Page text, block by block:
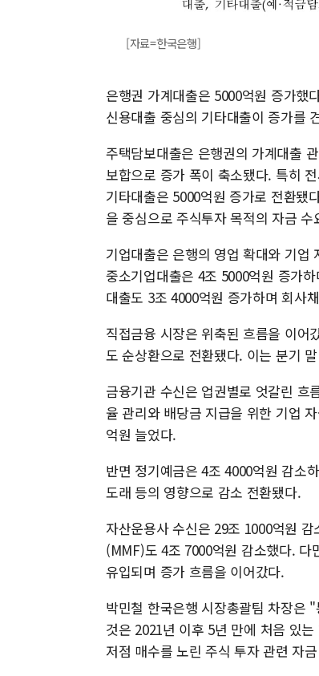
[자료=한국은행]
은행권 가계대출은 5000억원 증가했
신용대출 중심의 기타대출이 증가를
주택담보대출은 은행권의 가계대출
보합으로 증가 폭이 축소됐다. 특히
기타대출은 5000억원 증가로 전환됐
을 중심으로 주식투자 목적의 자금
기업대출은 은행의 영업 확대와 기업
중소기업대출은 4조 5000억원 증가
대출도 3조 4000억원 증가하며 회사
직접금융 시장은 위축된 흐름을 이어
도 순상환으로 전환됐다. 이는 분기
금융기관 수신은 업권별로 엇갈린 흐
율 관리와 배당금 지급을 위한 기업
억원 늘었다.
반면 정기예금은 4조 4000억원 감소
도래 등의 영향으로 감소 전환됐다.
자산운용사 수신은 29조 1000억원
(MMF)도 4조 7000억원 감소했다. 다
유입되며 증가 흐름을 이어갔다.
박민철 한국은행 시장총괄팀 차장은
것은 2021년 이후 5년 만에 처음 있
저점 매수를 노린 주식 투자 관련 자